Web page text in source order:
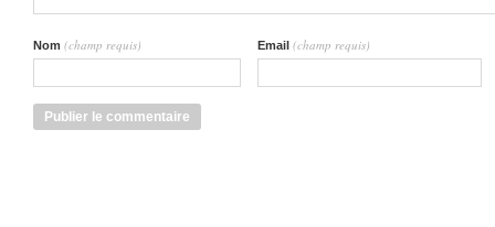
Nom (champ requis) Email (champ requis)